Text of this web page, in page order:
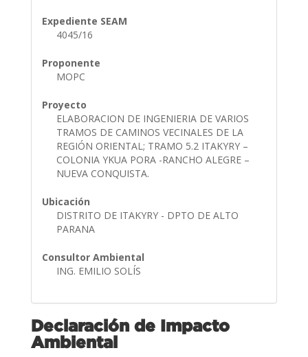
Expediente SEAM
4045/16
Proponente
MOPC
Proyecto
ELABORACION DE INGENIERIA DE VARIOS
TRAMOS DE CAMINOS VECINALES DE LA
REGIÓN ORIENTAL; TRAMO 5.2 ITAKYRY –
COLONIA YKUA PORA -RANCHO ALEGRE –
NUEVA CONQUISTA.
Ubicación
DISTRITO DE ITAKYRY - DPTO DE ALTO
PARANA
Consultor Ambiental
ING. EMILIO SOLÍS
Declaración de Impacto
Ambiental